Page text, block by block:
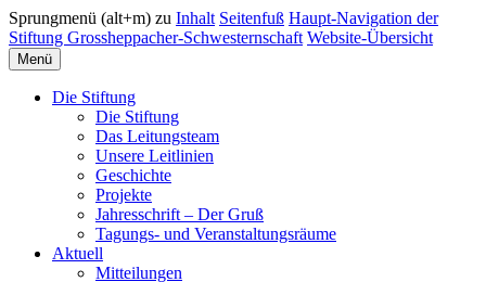
Sprungmenü (alt+m) zu Inhalt Seitenfuß Haupt-Navigation der
Stiftung Grossheppacher-Schwesternschaft Website-Übersicht
Menü
Die Stiftung
Die Stiftung
Das Leitungsteam
Unsere Leitlinien
Geschichte
Projekte
Jahresschrift – Der Gruß
Tagungs- und Veranstaltungsräume
Aktuell
Mitteilungen